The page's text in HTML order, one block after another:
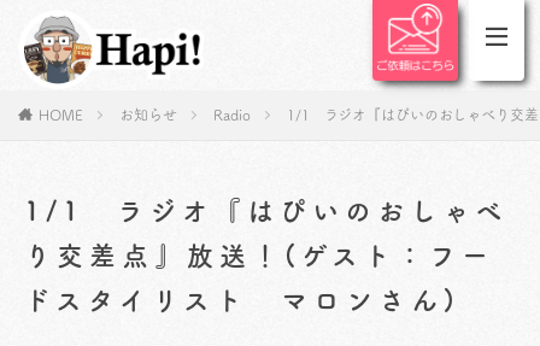
HOME お知らせ Radio 1/1 ラジオ『はぴいのおしゃべり交
1/1 ラジオ『はぴいのおしゃべ
り交差点』放送！(ゲスト：フー
ドスタイリスト マロンさん)